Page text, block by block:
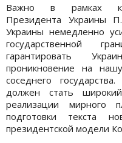
Важно в рамках
Президента Украины
Украины немедленно
государственной
гарантировать
проникновение на
соседнего
должен стать
реализации мирного
подготовки текста
президентской модели